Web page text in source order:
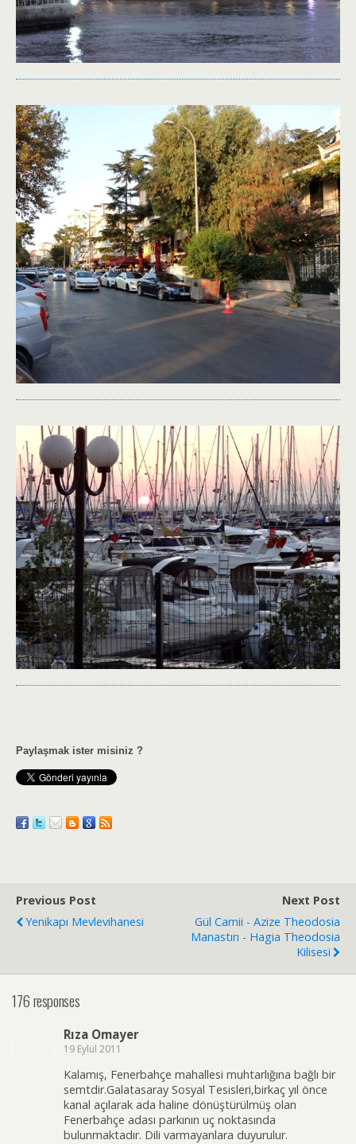
Paylaşmak ister misiniz ?
Previous Post
Yenikapı Mevlevihanesi
Next Post
Gül Camii - Azize Theodosia
Manastırı - Hagia Theodosia
Kilisesi
176 responses
Rıza Omayer
19 Eylül 2011
Kalamış, Fenerbahçe mahallesi muhtarlığına bağlı bir
semtdir.Galatasaray Sosyal Tesisleri,birkaç yıl önce
kanal açılarak ada haline dönüştürülmüş olan
Fenerbahçe adası parkının uç noktasında
bulunmaktadır. Dili varmayanlara duyurulur.